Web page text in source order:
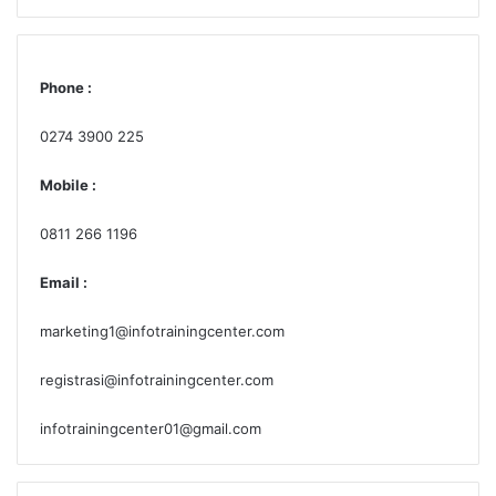
merah
Fotocopy KTP masih berlaku
bersangkutan sesuai dengan sertifikasi yang
DATA MATERI TRAINING
Topik
Training
Kebakaran Level D (Blended) by
Phone :
0274 3900 225
Mobile :
0811 266 1196
Email :
marketing1@infotrainingcenter.com
registrasi@infotrainingcenter.com
infotrainingcenter01@gmail.com